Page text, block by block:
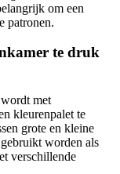
om een
patronen.
te druk
met
kleurenpalet te
grote en kleine
worden als
verschillende